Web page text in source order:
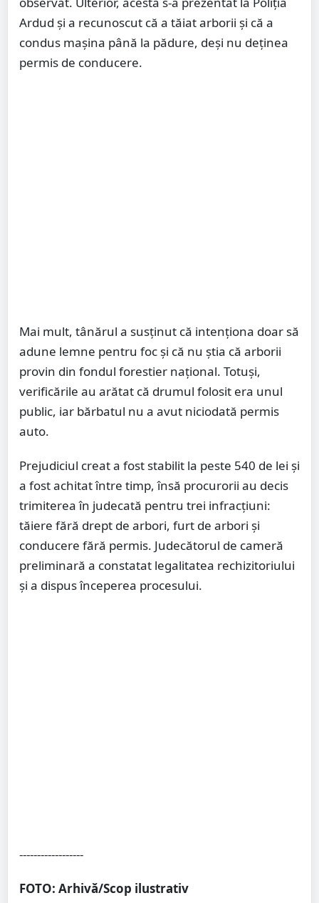
Ardud și a recunoscut că a tăiat arborii și că a
condus mașina până la pădure, deși nu deținea
permis de conducere.
Mai mult, tânărul a susținut că intenționa doar să
adune lemne pentru foc și că nu știa că arborii
provin din fondul forestier național. Totuși,
verificările au arătat că drumul folosit era unul
public, iar bărbatul nu a avut niciodată permis
auto.
Prejudiciul creat a fost stabilit la peste 540 de lei și
a fost achitat între timp, însă procurorii au decis
trimiterea în judecată pentru trei infracțiuni:
tăiere fără drept de arbori, furt de arbori și
conducere fără permis. Judecătorul de cameră
preliminară a constatat legalitatea rechizitoriului
și a dispus începerea procesului.
------------------
FOTO: Arhivă/Scop ilustrativ